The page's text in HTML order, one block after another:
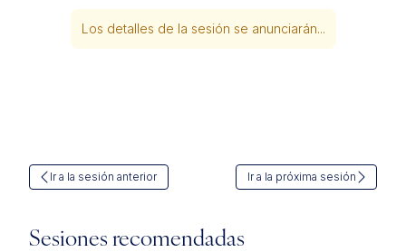
Los detalles de la sesión se anunciarán...
Ir a la sesión anterior Ir a la próxima sesión
Sesiones recomendadas